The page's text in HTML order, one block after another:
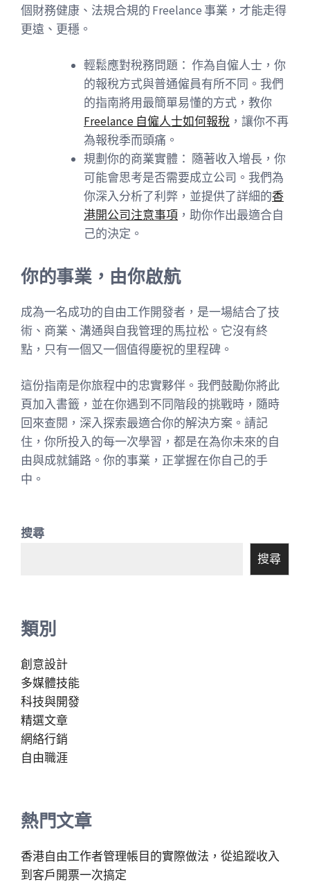
個財務健康、法規合規的 Freelance 事業，才能走得
更遠、更穩。
輕鬆應對稅務問題： 作為自僱人士，你
的報稅方式與普通僱員有所不同。我們
的指南將用最簡單易懂的方式，教你
Freelance 自僱人士如何報稅 ，讓你不再
為報稅季而頭痛。
規劃你的商業實體： 隨著收入增長，你
可能會思考是否需要成立公司。我們為
你深入分析了利弊，並提供了詳細的香
港開公司注意事項 ，助你作出最適合自
己的決定。
你的事業，由你啟航
成為一名成功的自由工作開發者，是一場結合了技
術、商業、溝通與自我管理的馬拉松。它沒有終
點，只有一個又一個值得慶祝的里程碑。
這份指南是你旅程中的忠實夥伴。我們鼓勵你將此
頁加入書籤，並在你遇到不同階段的挑戰時，隨時
回來查閱，深入探索最適合你的解決方案。請記
住，你所投入的每一次學習，都是在為你未來的自
由與成就鋪路。你的事業，正掌握在你自己的手
中。
搜尋
搜尋
類別
創意設計
多媒體技能
科技與開發
精選文章
網絡行銷
自由職涯
熱門文章
香港自由工作者管理帳目的實際做法，從追蹤收入
到客戶開票一次搞定